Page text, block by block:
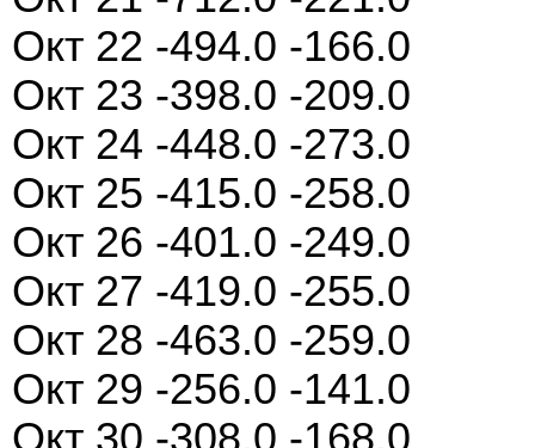
Окт 22 -494.0 -166.0
Окт 23 -398.0 -209.0
Окт 24 -448.0 -273.0
Окт 25 -415.0 -258.0
Окт 26 -401.0 -249.0
Окт 27 -419.0 -255.0
Окт 28 -463.0 -259.0
Окт 29 -256.0 -141.0
Окт 30 -308.0 -168.0